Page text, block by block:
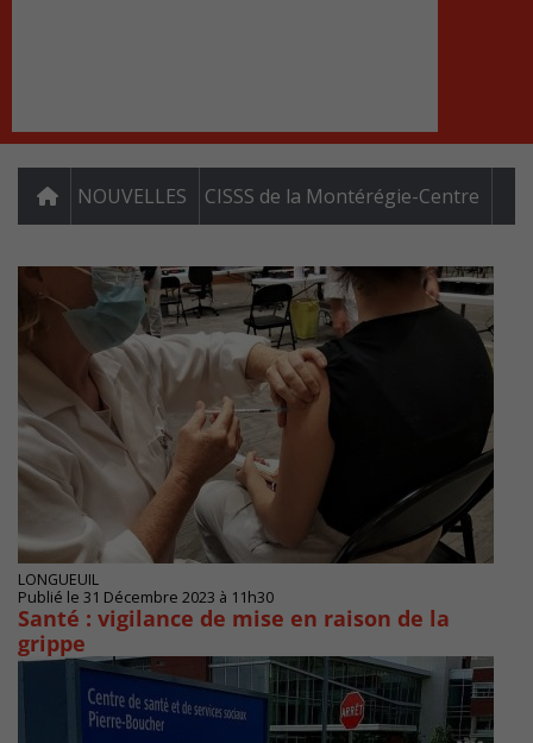
NOUVELLES CISSS de la Montérégie-Centre
LONGUEUIL
Publié le 31 Décembre 2023 à 11h30
Santé : vigilance de mise en raison de la
grippe